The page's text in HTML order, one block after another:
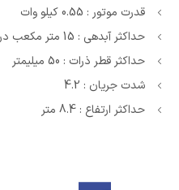
قدرت موتور : 0.55 کیلو وات
حداکثر آبدهی : 15 متر مکعب در ساعت
حداکثر قطر ذرات : 50 میلیمتر
شدت جریان : 4.2
حداکثر ارتفاع : 8.4 متر